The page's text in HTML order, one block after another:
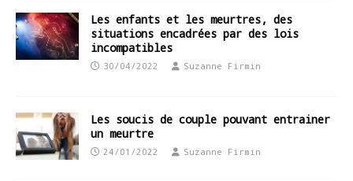
Les enfants et les meurtres, des
situations encadrées par des lois
incompatibles
30/04/2022 Suzanne Firmin
Les soucis de couple pouvant entrainer
un meurtre
24/01/2022 Suzanne Firmin